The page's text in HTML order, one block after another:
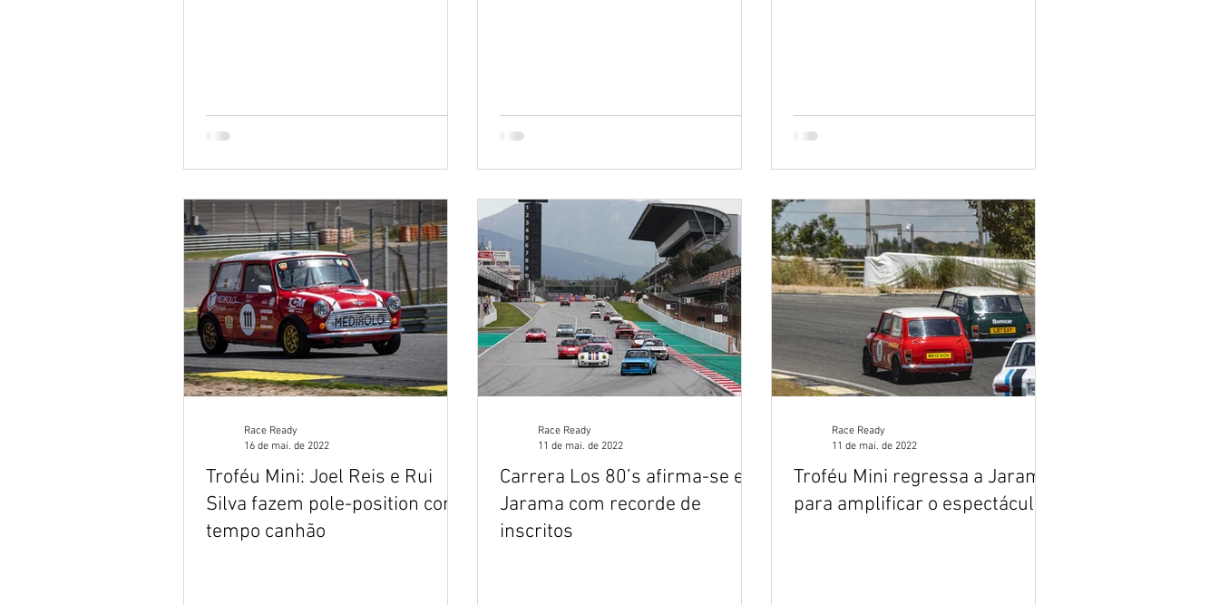
Troféu Mini: Joel Reis e Rui
Silva fazem pole-position com
tempo canhão
Race Ready
16 de mai. de 2022
Carrera Los 80’s afirma-se em
Jarama com recorde de
inscritos
Race Ready
11 de mai. de 2022
Troféu Mini regressa a Jarama
para amplificar o espectáculo
Race Ready
11 de mai. de 2022